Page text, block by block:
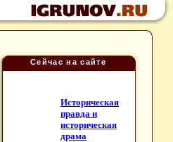
Сейчас на сайте